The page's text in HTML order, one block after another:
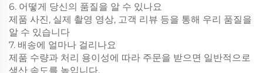
6. 어떻게 당신의 품질을 알 수 있나요
제품 사진, 실제 촬영 영상, 고객 리뷰 등을 통해 우리 품질을
알 수 있습니다
7. 배송에 얼마나 걸리나요
제품 수량과 처리 용이성에 따라 주문을 받으면 일반적으로
생산 속도를 높입니다.